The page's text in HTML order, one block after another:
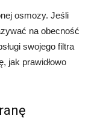
osmozy. Jeśli
na obecność
swojego filtra
jak prawidłowo